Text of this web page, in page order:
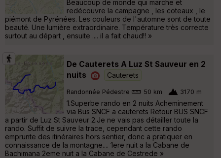
Beaucoup de monde qui marche et
redécouvre la campagne , les coteaux , le
piémont de Pyrénées. Les couleurs de l'automne sont de toute
beauté. Une lumière extraordinaire. Température très correcte
surtout au départ , ensuite .... il a fait chaud!! »
De Cauterets A Luz St Sauveur en 2
nuits
Cauterets
Randonnée Pédestre 50 km 3170 m
1.Superbe rando en 2 nuits Acheminement
via Bus SNCF a cauterets Retour BUS SNCF
a partir de Luz St Sauveur 2.Je ne vais pas détailler toute la
rando. Suffit de suivre la trace, cependant cette rando
emprunte des itinéraires hors sentier, donc a pratiquer en
connaissance de la montagne.... 1ere nuit a la Cabane de
Bachimana 2eme nuit a la Cabane de Cestrede »